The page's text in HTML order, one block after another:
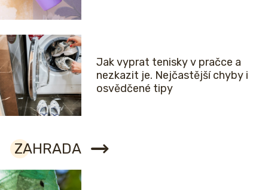
Jak vyprat tenisky v pračce a
nezkazit je. Nejčastější chyby i
osvědčené tipy
ZAHRADA